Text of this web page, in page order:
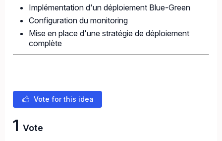
Implémentation d'un déploiement Blue-Green
Configuration du monitoring
Mise en place d'une stratégie de déploiement
complète
Vote for this idea
1 Vote